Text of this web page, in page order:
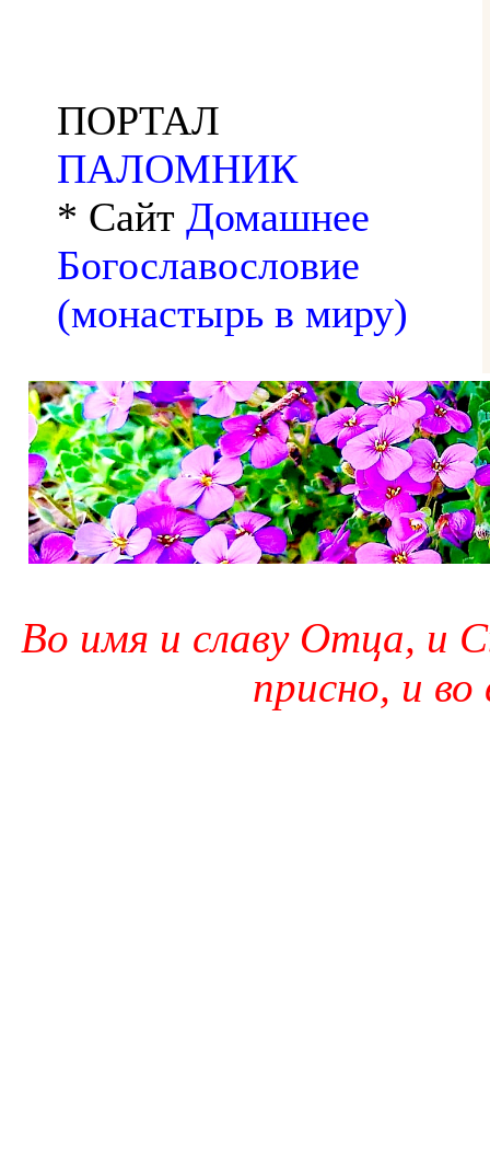
ПОРТАЛ
ПАЛОМНИК
* Сайт Домашнее
Богославословие
(монастырь в миру)
Во имя и славу Отца, и
присно, и во